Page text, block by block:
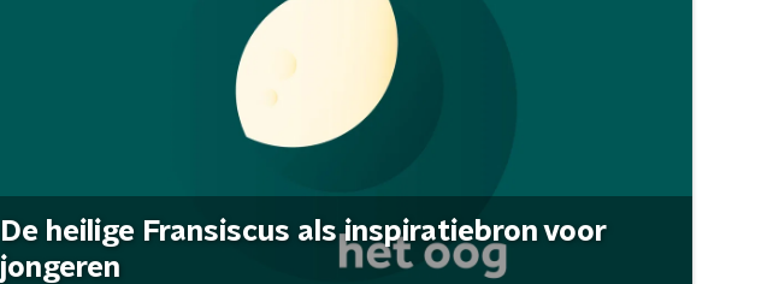
De heilige Fransiscus als inspiratiebron voor
jongeren